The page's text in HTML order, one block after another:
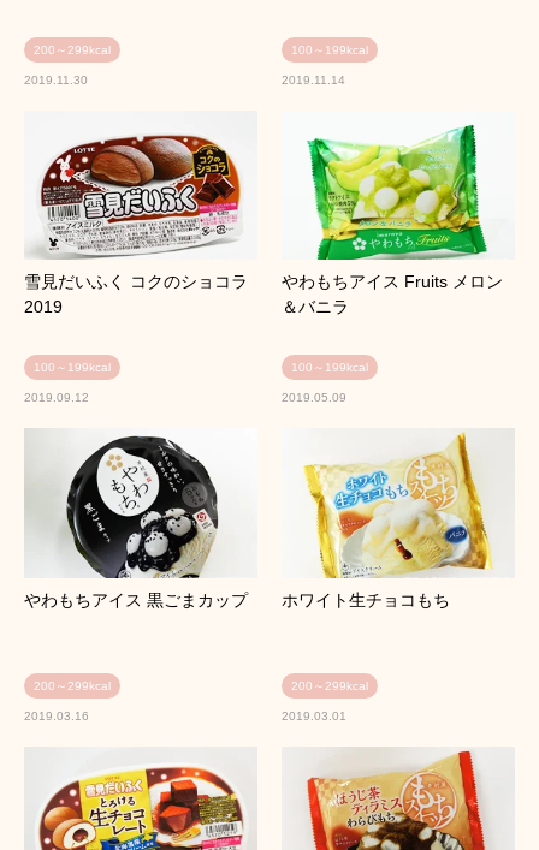
200～299kcal
2019.11.30
100～199kcal
2019.11.14
雪見だいふく コクのショコラ
2019
100～199kcal
2019.09.12
やわもちアイス Fruits メロン
＆バニラ
100～199kcal
2019.05.09
やわもちアイス 黒ごまカップ
200～299kcal
2019.03.16
ホワイト生チョコもち
200～299kcal
2019.03.01